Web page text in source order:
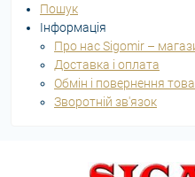
Пошук
Інформація
Про нас Sigomir –
Доставка і оплата
Обмін і повернення
Зворотній зв'язок